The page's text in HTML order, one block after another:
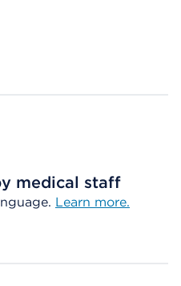
medical staff
Learn more.